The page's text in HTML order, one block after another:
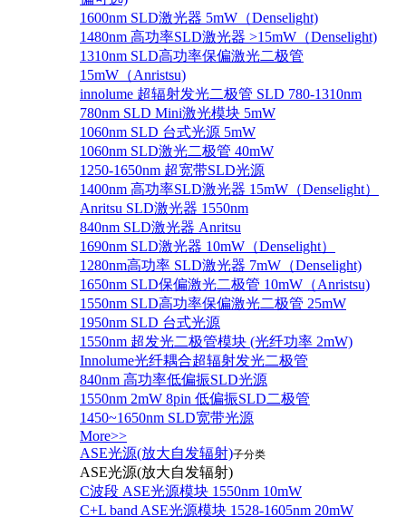
1600nm SLD激光器 5mW（Denselight)
1480nm 高功率SLD激光器 >15mW（Denselight)
1310nm SLD高功率保偏激光二极管
15mW（Anristsu)
innolume 超辐射发光二极管 SLD 780-1310nm
780nm SLD Mini激光模块 5mW
1060nm SLD 台式光源 5mW
1060nm SLD激光二极管 40mW
1250-1650nm 超宽带SLD光源
1400nm 高功率SLD激光器 15mW（Denselight）
Anritsu SLD激光器 1550nm
840nm SLD激光器 Anritsu
1690nm SLD激光器 10mW（Denselight）
1280nm高功率 SLD激光器 7mW（Denselight)
1650nm SLD保偏激光二极管 10mW（Anristsu)
1550nm SLD高功率保偏激光二极管 25mW
1950nm SLD 台式光源
1550nm 超发光二极管模块 (光纤功率 2mW)
Innolume光纤耦合超辐射发光二极管
840nm 高功率低偏振SLD光源
1550nm 2mW 8pin 低偏振SLD二极管
1450~1650nm SLD宽带光源
More>>
ASE光源(放大自发辐射)子分类
ASE光源(放大自发辐射)
C波段 ASE光源模块 1550nm 10mW
C+L band ASE光源模块 1528-1605nm 20mW